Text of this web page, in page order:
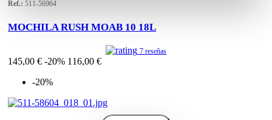
Ref.: 511-56964
MOCHILA RUSH MOAB 10 18L
7 reseñas
145,00 € -20% 116,00 €
-20%